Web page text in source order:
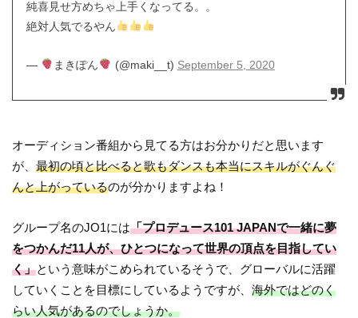
純喜見せ方めちゃ上手くなってる。。
絶対人気でるやん
— まきぽん (@maki__t) September 5, 2020
オーディション番組から見てる方はお分かりだと思います
が、最初の頃と比べると歌もダンスも本当にスキルがぐんぐ
んと上がっているのが分かりますよね！
グループ名のJO1には「プロデュース101 JAPANで一緒に夢
をつかんだ11人が、ひとつになって世界の頂点を目指してい
く」という意味がこめられているそうで、グローバルに活躍
していくことを目標にしているようですが、海外ではどのく
らい人気があるのでしょうか。